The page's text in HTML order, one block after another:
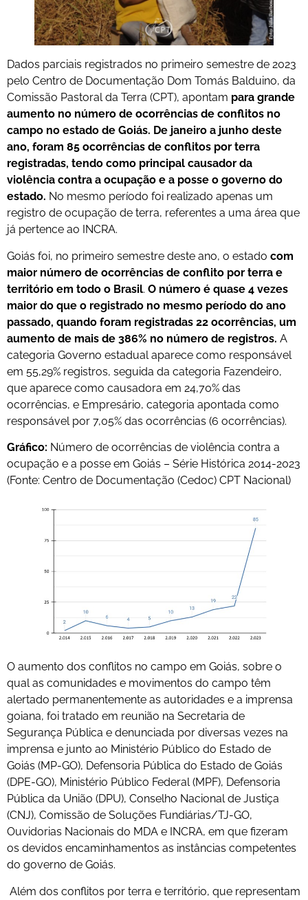
Dados parciais registrados no primeiro semestre de 2023
pelo Centro de Documentação Dom Tomás Balduino, da
Comissão Pastoral da Terra (CPT), apontam para grande
aumento no número de ocorrências de conflitos no
campo no estado de Goiás. De janeiro a junho deste
ano, foram 85 ocorrências de conflitos por terra
registradas, tendo como principal causador da
violência contra a ocupação e a posse o governo do
estado. No mesmo período foi realizado apenas um
registro de ocupação de terra, referentes a uma área que
já pertence ao INCRA.
Goiás foi, no primeiro semestre deste ano, o estado com
maior número de ocorrências de conflito por terra e
território em todo o Brasil. O número é quase 4 vezes
maior do que o registrado no mesmo período do ano
passado, quando foram registradas 22 ocorrências, um
aumento de mais de 386% no número de registros. A
categoria Governo estadual aparece como responsável
em 55,29% registros, seguida da categoria Fazendeiro,
que aparece como causadora em 24,70% das
ocorrências, e Empresário, categoria apontada como
responsável por 7,05% das ocorrências (6 ocorrências).
Gráfico: Número de ocorrências de violência contra a
ocupação e a posse em Goiás – Série Histórica 2014-2023
(Fonte: Centro de Documentação (Cedoc) CPT Nacional)
O aumento dos conflitos no campo em Goiás, sobre o
qual as comunidades e movimentos do campo têm
alertado permanentemente as autoridades e a imprensa
goiana, foi tratado em reunião na Secretaria de
Segurança Pública e denunciada por diversas vezes na
imprensa e junto ao Ministério Público do Estado de
Goiás (MP-GO), Defensoria Pública do Estado de Goiás
(DPE-GO), Ministério Público Federal (MPF), Defensoria
Pública da União (DPU), Conselho Nacional de Justiça
(CNJ), Comissão de Soluções Fundiárias/TJ-GO,
Ouvidorias Nacionais do MDA e INCRA, em que fizeram
os devidos encaminhamentos as instâncias competentes
do governo de Goiás.
Além dos conflitos por terra e território, que representam